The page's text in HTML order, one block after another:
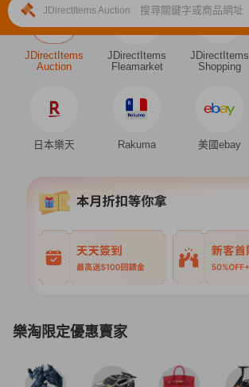
JDirectItems Auction 搜尋關鍵字或商品網址
JDirectItems
Auction
JDirectItems
Fleamarket
JDirectItems
Shopping
日本樂天 Rakuma 美國ebay
樂淘限定優惠賣家